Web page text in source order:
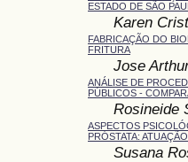
ESTADO DE SÃO
Karen
FABRICAÇÃO DO
FRITURA
Jose
ANÁLISE DE
PÚBLICOS -
Rosineide
ASPECTOS
PRÓSTATA:
Susana